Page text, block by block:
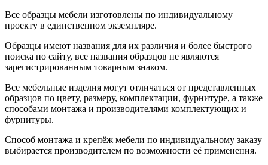
Все образцы мебели изготовлены по индивидуальному
проекту в единственном экземпляре.
Образцы имеют названия для их различия и более быстрого
поиска по сайту, все названия образцов не являются
зарегистрированным товарным знаком.
Все мебельные изделия могут отличаться от представленных
образцов по цвету, размеру, комплектации, фурнитуре, а также
способами монтажа и производителями комплектующих и
фурнитуры.
Способ монтажа и крепёж мебели по индивидуальному заказу
выбирается производителем по возможности её применения.